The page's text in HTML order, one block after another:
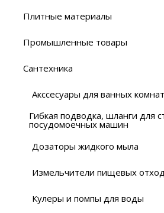
Плитные материалы
Промышленные товары
Сантехника
Акссесуары для ванных комнат
Гибкая подводка, шланги для
посудомоечных машин
Дозаторы жидкого мыла
Измельчители пищевых
Кулеры и помпы для воды